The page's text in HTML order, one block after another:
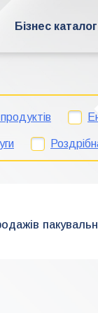
Бізнес каталог